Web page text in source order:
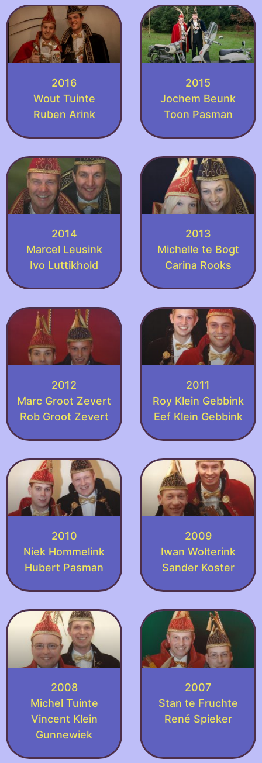
2016
Wout Tuinte
Ruben Arink
2015
Jochem Beunk
Toon Pasman
2014
Marcel Leusink
Ivo Luttikhold
2013
Michelle te Bogt
Carina Rooks
2012
Marc Groot Zevert
Rob Groot Zevert
2011
Roy Klein Gebbink
Eef Klein Gebbink
2010
Niek Hommelink
Hubert Pasman
2009
Iwan Wolterink
Sander Koster
2008
Michel Tuinte
Vincent Klein
Gunnewiek
2007
Stan te Fruchte
René Spieker